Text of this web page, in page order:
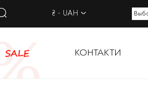
₴ - UAH
SALE КОНТАКТИ